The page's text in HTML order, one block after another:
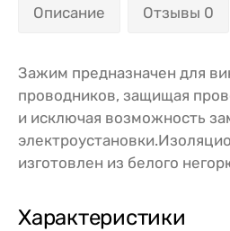
Описание Отзывы 0
Зажим предназначен для
проводников, защищая
и исключая возможность
изготовлен из белого
Характеристики